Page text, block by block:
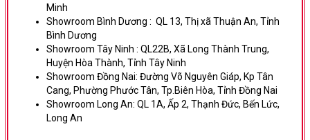
Minh
Showroom Bình Dương : QL 13, Thị xã Thuận An, Tỉnh
Bình Dương
Showroom Tây Ninh : QL22B, Xã Long Thành Trung,
Huyện Hòa Thành, Tỉnh Tây Ninh
Showroom Đồng Nai: Đường Võ Nguyên Giáp, Kp Tân
Cang, Phường Phước Tân, Tp.Biên Hòa, Tỉnh Đồng Nai
Showroom Long An: QL 1A, Ấp 2, Thạnh Đức, Bến Lức,
Long An